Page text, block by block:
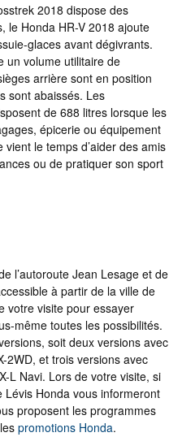
2018 dispose des
le Honda HR-V 2018 ajoute
glaces avant dégivrants.
un volume utilitaire de
arrière sont en position
sont abaissés. Les
de 688 litres lorsque les
épicerie ou équipement
le temps d’aider des amis
ou de pratiquer son sport
l’autoroute Jean Lesage et de
à partir de la ville de
votre visite pour essayer
même toutes les possibilités.
soit deux versions avec
2WD, et trois versions avec
L Navi. Lors de votre visite, si
Honda vous informeront
proposent les programmes
promotions Honda.